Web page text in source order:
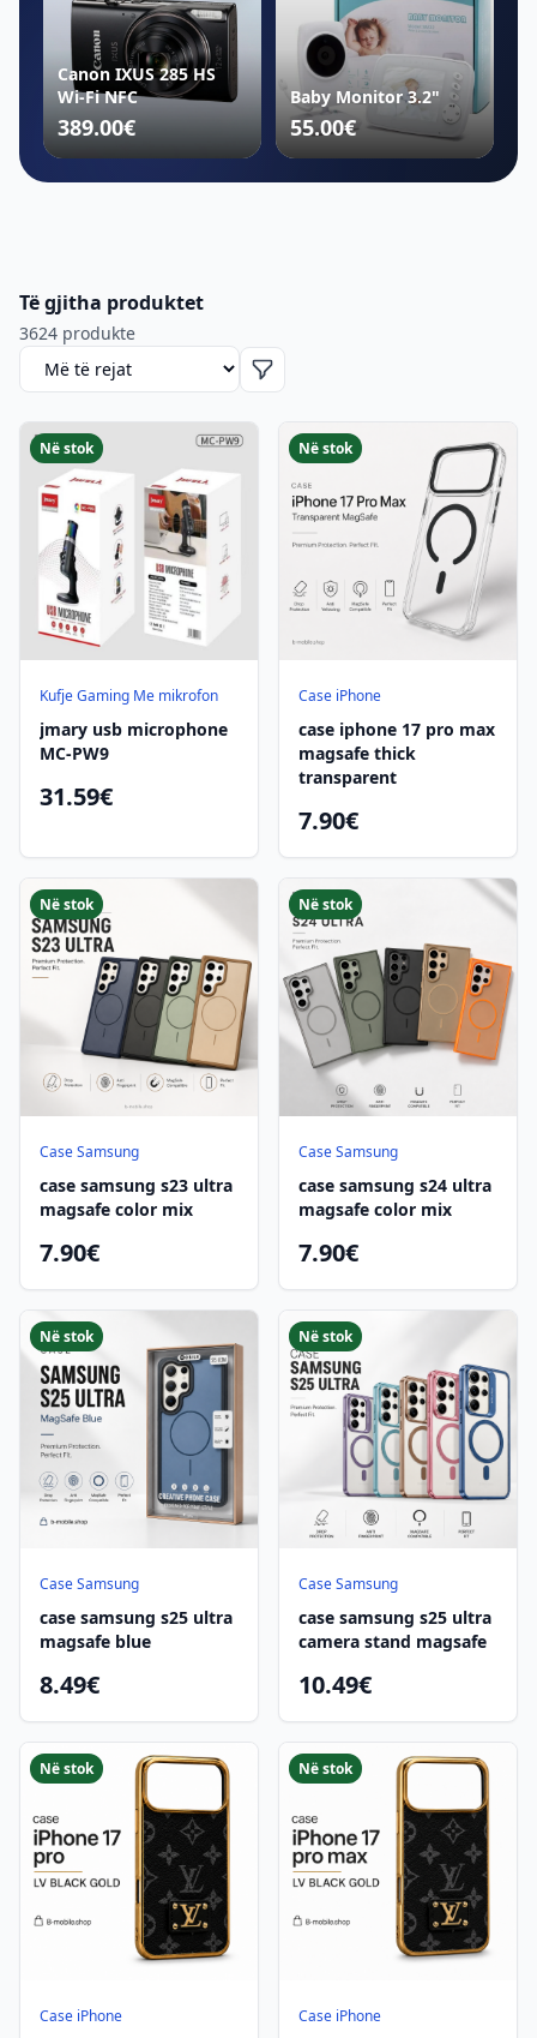
Canon IXUS 285 HS
Wi-Fi NFC
389.00€
Baby Monitor 3.2"
55.00€
Të gjitha produktet
3624 produkte
Rendit produktet
Kufje Gaming Me mikrofon
jmary usb microphone
MC-PW9
31.59€
Në stok
Case iPhone
case iphone 17 pro max
magsafe thick
transparent
7.90€
Në stok
Case Samsung
case samsung s23 ultra
magsafe color mix
7.90€
Në stok
Case Samsung
case samsung s24 ultra
magsafe color mix
7.90€
Në stok
Case Samsung
case samsung s25 ultra
magsafe blue
8.49€
Në stok
Case Samsung
case samsung s25 ultra
camera stand magsafe
10.49€
Në stok
Case iPhone
Në stok
Case iPhone
Në stok